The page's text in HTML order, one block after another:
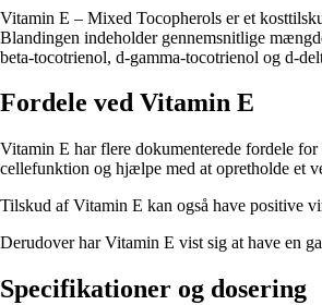
Vitamin E – Mixed Tocopherols er et
Blandingen indeholder gennemsnitlige
beta-tocotrienol, d-gamma-tocotrienol og d-
Fordele ved Vitamin E
Vitamin E har flere dokumenterede fordele
cellefunktion og hjælpe med at opretholde et
Tilskud af Vitamin E kan også have positive
Derudover har Vitamin E vist sig at have en
Specifikationer og dosering